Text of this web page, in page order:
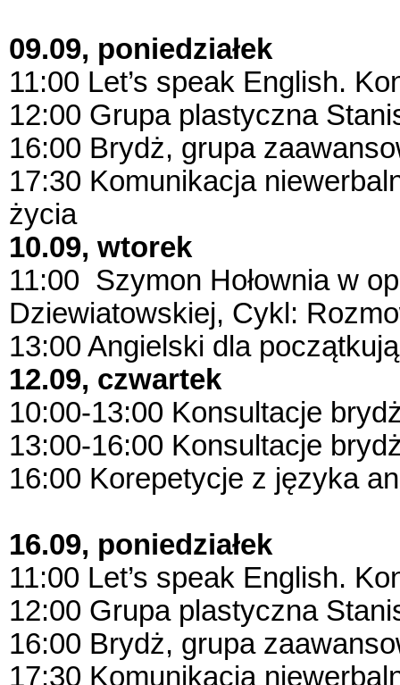
09.09, poniedziałek
11:00 Let’s speak English.
12:00 Grupa plastyczna
16:00 Brydż, grupa
17:30 Komunikacja
życia
10.09, wtorek
11:00 Szymon Hołownia w
Dziewiatowskiej, Cykl:
13:00 Angielski dla
12.09, czwartek
10:00-13:00 Konsultacje
13:00-16:00 Konsultacje
16:00 Korepetycje z języka
16.09, poniedziałek
11:00 Let’s speak English.
12:00 Grupa plastyczna
16:00 Brydż, grupa
17:30 Komunikacja